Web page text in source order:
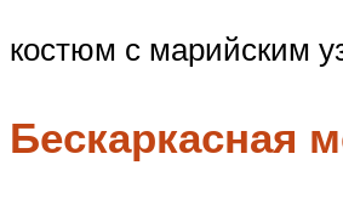
костюм с марийским
Бескаркасная